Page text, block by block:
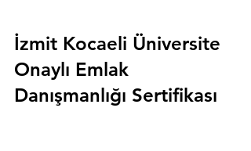
İzmit Kocaeli Üniversite
Onaylı Emlak
Danışmanlığı Sertifikası